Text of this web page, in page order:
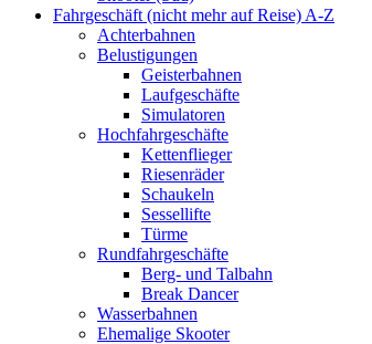
Fahrgeschäft (nicht mehr auf Reise) A-Z
Achterbahnen
Belustigungen
Geisterbahnen
Laufgeschäfte
Simulatoren
Hochfahrgeschäfte
Kettenflieger
Riesenräder
Schaukeln
Sessellifte
Türme
Rundfahrgeschäfte
Berg- und Talbahn
Break Dancer
Wasserbahnen
Ehemalige Skooter